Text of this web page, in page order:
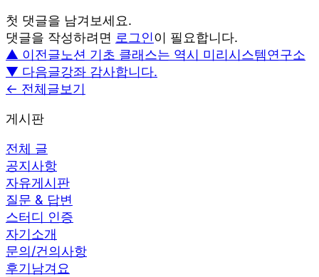
첫 댓글을 남겨보세요.
댓글을 작성하려면 로그인이 필요합니다.
▲ 이전글노션 기초 클래스는 역시 미리시스템연구소
▼ 다음글강좌 감사합니다.
← 전체글보기
게시판
전체 글
공지사항
자유게시판
질문 & 답변
스터디 인증
자기소개
문의/건의사항
후기남겨요